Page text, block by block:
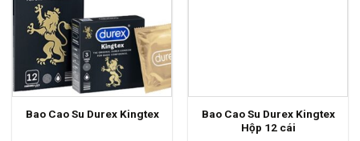
Bao Cao Su Durex Kingtex
Bao Cao Su Durex Kingtex
Hộp 12 cái